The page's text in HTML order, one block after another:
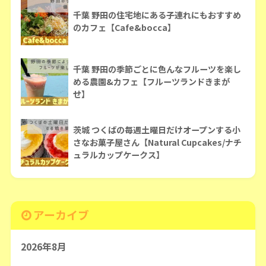
千葉 野田の住宅地にある子連れにもおすすめ
のカフェ【Cafe&bocca】
千葉 野田の季節ごとに色んなフルーツを楽し
める農園&カフェ【フルーツランドきまが
せ】
茨城 つくばの毎週土曜日だけオープンする小
さなお菓子屋さん【Natural Cupcakes/ナチ
ュラルカップケークス】
アーカイブ
2026年8月